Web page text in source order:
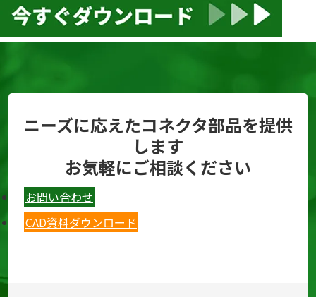
ニーズに応えたコネクタ部品を提供
します
お気軽にご相談ください
お問い合わせ
CAD資料ダウンロード